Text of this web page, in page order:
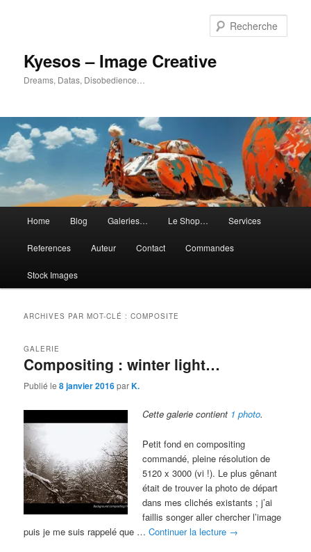
Kyesos – Image Creative
Dreams, Datas, Disobedience…
principal
Home Blog Galeries… Le Shop… Services
References Auteur Contact Commandes
Stock Images
ARCHIVES PAR MOT-CLÉ :COMPOSITE
Compositing : winter light…
GALERIE
Publié le8 janvier 2016parK.
Cette galerie contient 1 photo.
Petit fond en compositing
commandé, pleine résolution de
5120 x 3000 (vi !). Le plus gênant
était de trouver la photo de départ
dans mes clichés existants ; j’ai
faillis songer aller chercher l’image
puis je me suis rappelé que …Continuer la lecture →